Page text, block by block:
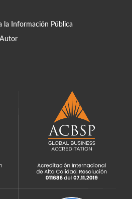
la Información Pública